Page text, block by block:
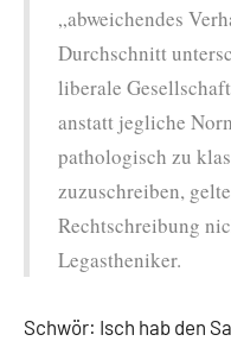
„abweichendes
Durchschnitt
liberale
anstatt jegliche
pathologisch zu
zuzuschreiben,
Rechtschreibung
Legastheniker.
Schwör: Isch hab den